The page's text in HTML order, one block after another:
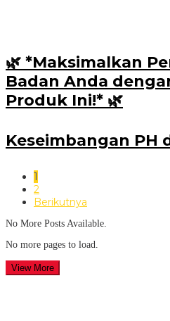
🌿 *Maksimalkan
Badan Anda
Produk Ini!* 🌿
Keseimbangan PH
1
2
Berikutnya
No More Posts Available.
No more pages to load.
View More